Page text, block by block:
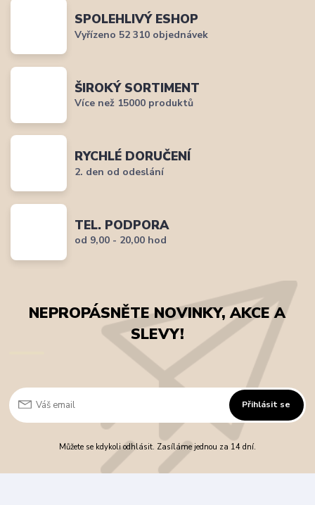
SPOLEHLIVÝ ESHOP
Vyřízeno 52 310 objednávek
ŠIROKÝ SORTIMENT
Více než 15000 produktů
RYCHLÉ DORUČENÍ
2. den od odeslání
TEL. PODPORA
od 9,00 - 20,00 hod
NEPROPÁSNĚTE NOVINKY, AKCE A
SLEVY!
Přihlásit se
Můžete se kdykoli odhlásit. Zasíláme jednou za 14 dní.